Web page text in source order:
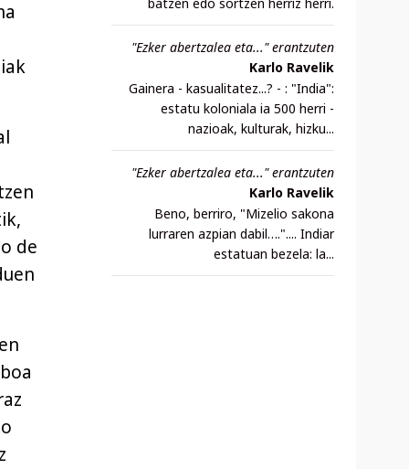
de
"Ezker abertzalea eta..." erantzuten
Karlo Ravelik
Gainera - kasualitatez...? - : "India":
estatu koloniala ia 500 herri -
nazioak, kulturak, hizku...
"Ezker abertzalea eta..." erantzuten
Karlo Ravelik
Beno, berriro, "Mizelio sakona
lurraren azpian dabil….".... Indiar
estatuan bezela: la...